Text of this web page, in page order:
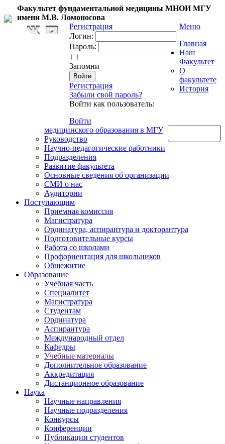
Факультет фундаментальной медицины МНОИ МГУ
имени М.В. Ломоносова
Регистрация
Логин:
Пароль:
Запомни
Регистрация
Забыли свой пароль?
Войти как пользователь:
Войти
Меню
Главная
Наш
Факультет
О
факультете
История
медицинского образования в МГУ
Руководство
Научно-педагогические работники
Подразделения
Развитие факультета
Основные сведения об организации
СМИ о нас
Аудитории
Поступающим
Приемная комиссия
Магистратура
Ординатура, аспирантура и докторантура
Подготовительные курсы
Работа со школами
Профориентация для школьников
Общежитие
Образование
Учебная часть
Специалитет
Магистратура
Студентам
Ординатура
Аспирантура
Международный отдел
Кафедры
Учебные материалы
Дополнительное образование
Аккредитация
Дистанционное образование
Наука
Научные направления
Научные подразделения
Конкурсы
Конференции
Публикации студентов